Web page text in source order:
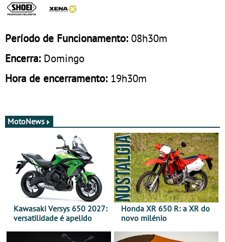
Período de Funcionamento: 08h30m
Encerra: Domingo
Hora de encerramento: 19h30m
MotoNews
Kawasaki Versys 650 2027:
versatilidade é apelido
Honda XR 650 R: a XR do
novo milénio